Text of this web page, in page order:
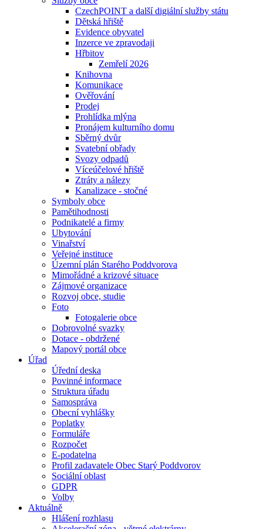
CzechPOINT a další digiální služby státu
Dětská hřiště
Evidence obyvatel
Inzerce ve zpravodaji
Hřbitov
Zemřelí 2026
Knihovna
Komunikace
Ověřování
Prodej
Prohlídka mlýna
Pronájem kulturního domu
Sběrný dvůr
Svatební obřady
Svozy odpadů
Víceúčelové hřiště
Ztráty a nálezy
Kanalizace - stočné
Symboly obce
Pamětihodnosti
Podnikatelé a firmy
Ubytování
Vinařství
Veřejné instituce
Územní plán Starého Poddvorova
Mimořádné a krizové situace
Zájmové organizace
Rozvoj obce, studie
Foto
Fotogalerie obce
Dobrovolné svazky
Dotace - obdržené
Mapový portál obce
Úřad
Úřední deska
Povinné informace
Struktura úřadu
Samospráva
Obecní vyhlášky
Poplatky
Formuláře
Rozpočet
E-podatelna
Profil zadavatele Obec Starý Poddvorov
Sociální oblast
GDPR
Volby
Aktuálně
Hlášení rozhlasu